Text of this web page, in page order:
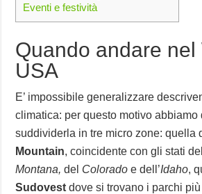
Eventi e festività
Quando andare nel
USA
E’ impossibile generalizzare
climatica: per questo motivo abbiamo
suddividerla in tre micro zone: quella
Mountain, coincidente con gli stati del
Montana, del Colorado e dell’Idaho,
Sudovest dove si trovano i parchi